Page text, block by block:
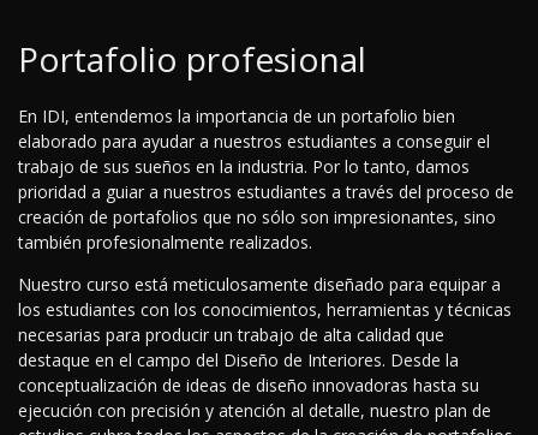
Portafolio profesional
En IDI, entendemos la importancia de un portafolio bien
elaborado para ayudar a nuestros estudiantes a conseguir el
trabajo de sus sueños en la industria. Por lo tanto, damos
prioridad a guiar a nuestros estudiantes a través del proceso de
creación de portafolios que no sólo son impresionantes, sino
también profesionalmente realizados.
Nuestro curso está meticulosamente diseñado para equipar a
los estudiantes con los conocimientos, herramientas y técnicas
necesarias para producir un trabajo de alta calidad que
destaque en el campo del Diseño de Interiores. Desde la
conceptualización de ideas de diseño innovadoras hasta su
ejecución con precisión y atención al detalle, nuestro plan de